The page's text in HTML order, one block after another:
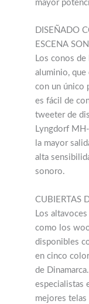
mayor
DISEÑADO
ESCENA
Los conos
aluminio,
con un único
es fácil de
tweeter de
Lyngdorf
la mayor
alta
sonoro.
CUBIERTAS
Los
como los
disponibles
en cinco
de
especialistas
mejores